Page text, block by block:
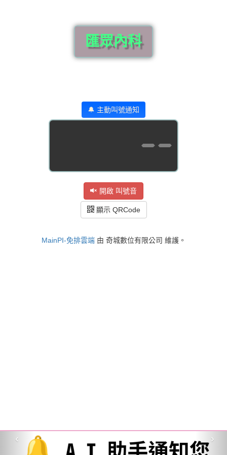
匯眾內科
🔔 主動叫號通知
--
開啟 叫號音
顯示 QRCode
‹ ›
MainPI-免排雲端由 奇城數位有限公司 維護。